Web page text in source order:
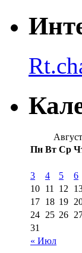
Пн Вт Ср
« Июл
3
4 5 6
10 11 12
17 18 19
24 25 26
31